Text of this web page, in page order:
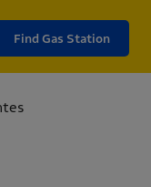
Find Gas Station